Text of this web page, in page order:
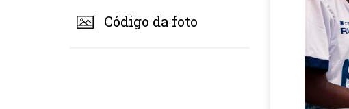
Código da foto